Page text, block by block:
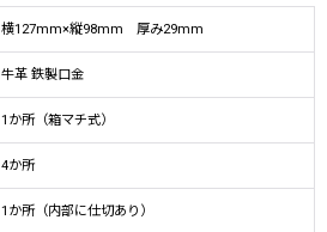
横127mm×縦98mm 厚み29mm
牛革 鉄製口金
1か所（箱マチ式）
4か所
1か所（内部に仕切あり）